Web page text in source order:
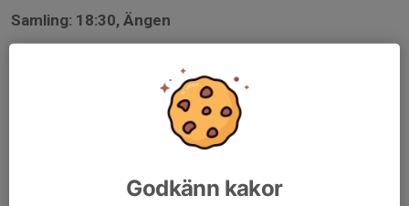
Samling: 18:30, Ängen
Godkänn kakor